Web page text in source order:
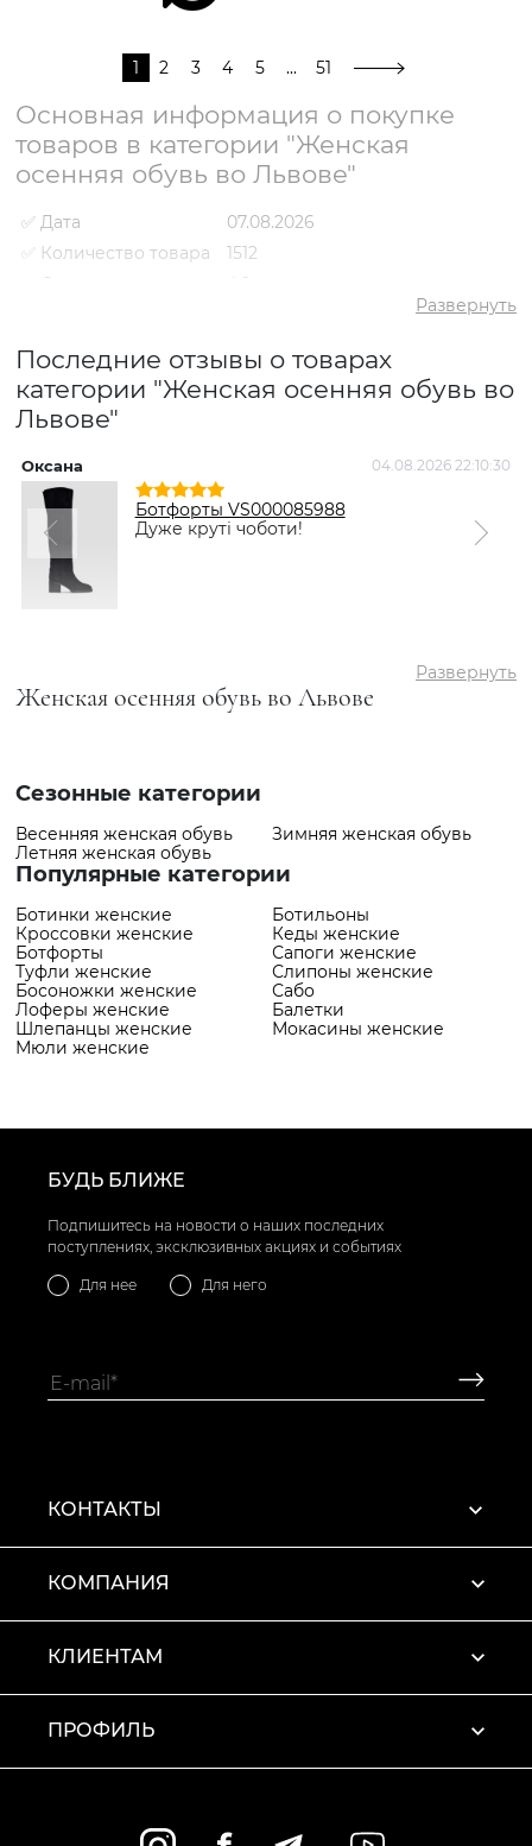
Женская осенняя обувь во Львове
Сезонные категории
Весенняя женская обувь
Зимняя женская обувь
Летняя женская обувь
Популярные категории
Ботинки женские
Ботильоны
Кроссовки женские
Кеды женские
Ботфорты
Сапоги женские
Туфли женские
Слипоны женские
Босоножки женские
Сабо
Лоферы женские
Балетки
Шлепанцы женские
Мокасины женские
Мюли женские
1 2 3 4 5 ... 51
Основная информация о покупке
товаров в категории "Женская
осенняя обувь во Львове"
✅ Дата
07.08.2026
✅ Количество товара
1512
✅ Средний рейтинг
4.9
✅ Самый дешевый
товар
947 грн
✅ Самый дорогой
товар
8795 грн
товар
Развернуть
Последние отзывы о товарах
категории "Женская осенняя обувь во
Львове"
Оксана 04.08.2026 22:10:30
Ботфорты VS000085988
Дуже круті чоботи!
Развернуть
БУДЬ БЛИЖЕ
Подпишитесь на новости о наших последних
поступлениях, эксклюзивных акциях и событиях
Для нее Для него
КОНТАКТЫ
КОМПАНИЯ
КЛИЕНТАМ
ПРОФИЛЬ